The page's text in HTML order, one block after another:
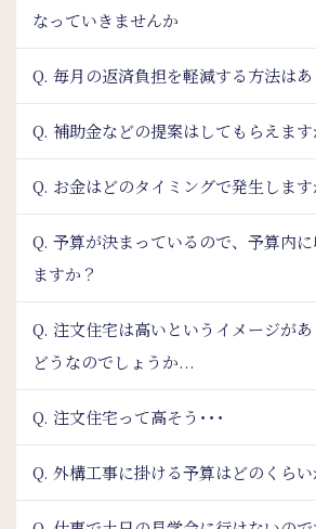
なっていきませんか
Q. 毎月の返済負担を軽減する方法は
Q. 補助金などの提案はしてもらえます
Q. お金はどのタイミングで発生します
Q. 予算が決まっているので、予算内
ますか？
Q. 注文住宅は高いというイメージが
どうなのでしょうか...
Q. 注文住宅って高そう･･･
Q. 外構工事に掛ける予算はどのくらい